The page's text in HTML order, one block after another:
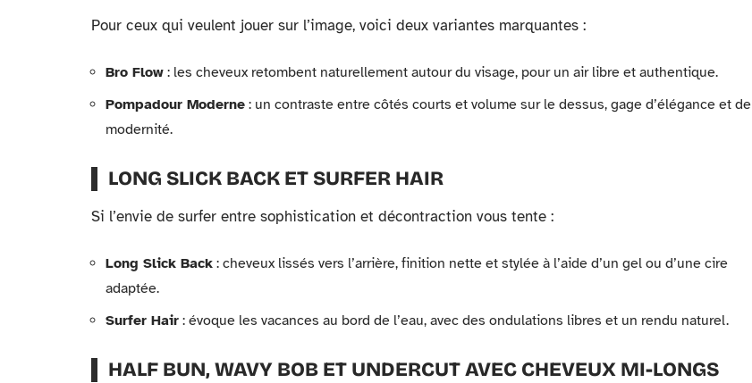
Pour ceux qui veulent jouer sur l’image, voici deux variantes marquantes :
Bro Flow : les cheveux retombent naturellement autour du visage, pour un air libre et authentique.
Pompadour Moderne : un contraste entre côtés courts et volume sur le dessus, gage d’élégance et de
modernité.
LONG SLICK BACK ET SURFER HAIR
Si l’envie de surfer entre sophistication et décontraction vous tente :
Long Slick Back : cheveux lissés vers l’arrière, finition nette et stylée à l’aide d’un gel ou d’une cire
adaptée.
Surfer Hair : évoque les vacances au bord de l’eau, avec des ondulations libres et un rendu naturel.
HALF BUN, WAVY BOB ET UNDERCUT AVEC CHEVEUX MI-LONGS